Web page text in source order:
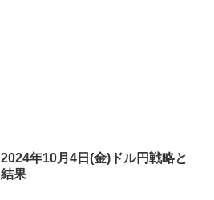
2024年10月4日(金)ドル円戦略と
結果